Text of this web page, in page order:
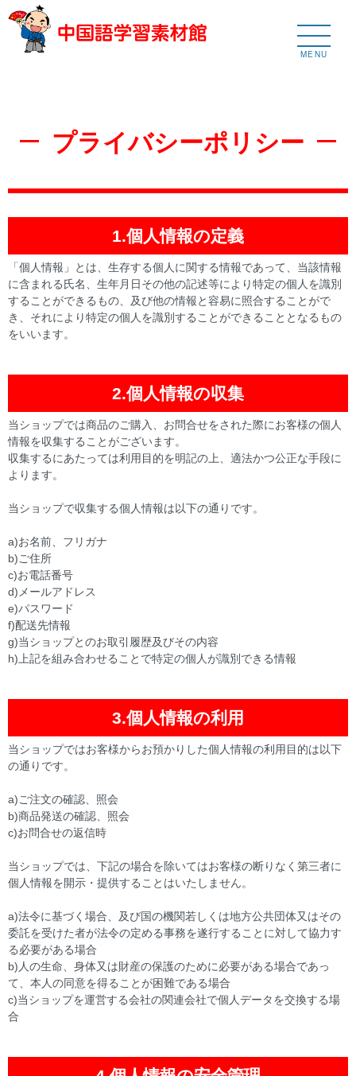
MENU
プライバシーポリシー
1.個人情報の定義
「個人情報」とは、生存する個人に関する情報であって、当該情報
に含まれる氏名、生年月日その他の記述等により特定の個人を識別
することができるもの、及び他の情報と容易に照合することがで
き、それにより特定の個人を識別することができることとなるもの
をいいます。
2.個人情報の収集
当ショップでは商品のご購入、お問合せをされた際にお客様の個人
情報を収集することがございます。
収集するにあたっては利用目的を明記の上、適法かつ公正な手段に
よります。
当ショップで収集する個人情報は以下の通りです。
a)お名前、フリガナ
b)ご住所
c)お電話番号
d)メールアドレス
e)パスワード
f)配送先情報
g)当ショップとのお取引履歴及びその内容
h)上記を組み合わせることで特定の個人が識別できる情報
3.個人情報の利用
当ショップではお客様からお預かりした個人情報の利用目的は以下
の通りです。
a)ご注文の確認、照会
b)商品発送の確認、照会
c)お問合せの返信時
当ショップでは、下記の場合を除いてはお客様の断りなく第三者に
個人情報を開示・提供することはいたしません。
a)法令に基づく場合、及び国の機関若しくは地方公共団体又はその
委託を受けた者が法令の定める事務を遂行することに対して協力す
る必要がある場合
b)人の生命、身体又は財産の保護のために必要がある場合であっ
て、本人の同意を得ることが困難である場合
c)当ショップを運営する会社の関連会社で個人データを交換する場
合